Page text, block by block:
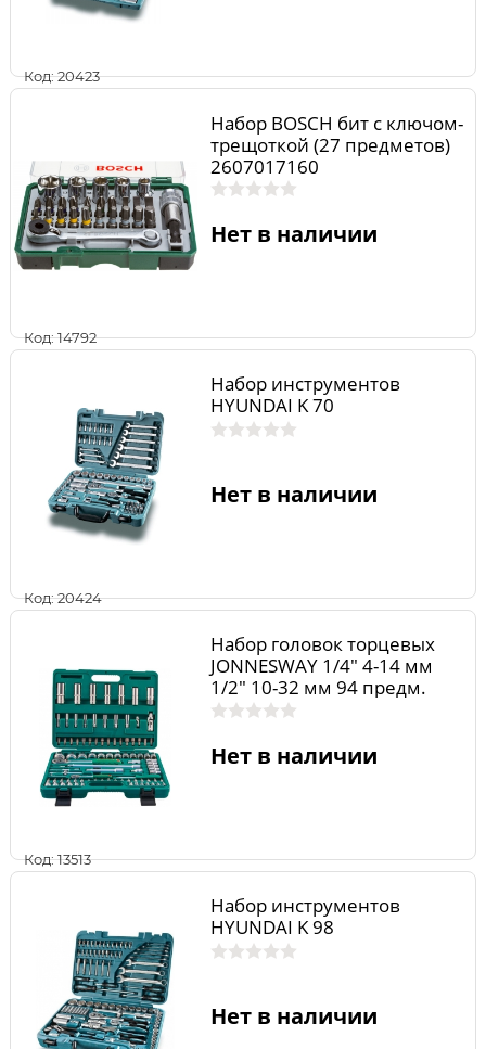
Код: 20423
Код: 14792
Набор BOSCH бит с ключом-
трещоткой (27 предметов)
2607017160
Нет в наличии
Код: 20424
Набор инструментов
HYUNDAI K 70
Нет в наличии
Код: 13513
Набор головок торцевых
JONNESWAY 1/4" 4-14 мм
1/2" 10-32 мм 94 предм.
S04H52494S
Нет в наличии
Набор инструментов
HYUNDAI K 98
Нет в наличии